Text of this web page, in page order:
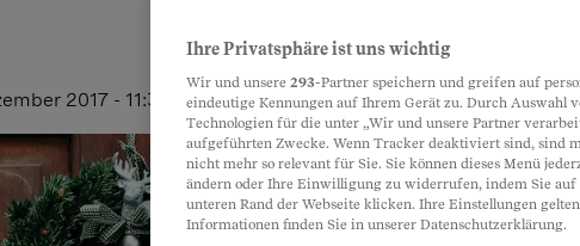
2017 - 11:39 Uhr
Ihre Privatsphäre ist uns wichtig
Wir und unsere 293-Partner speichern und greifen auf
eindeutige Kennungen auf Ihrem Gerät zu. Durch Auswahl
Technologien für die unter „Wir und unsere Partner
aufgeführten Zwecke. Wenn Tracker deaktiviert sind, sind
nicht mehr so relevant für Sie. Sie können dieses Menü
ändern oder Ihre Einwilligung zu widerrufen, indem Sie
unteren Rand der Webseite klicken. Ihre Einstellungen
Informationen finden Sie in unserer Datenschutzerklärung.